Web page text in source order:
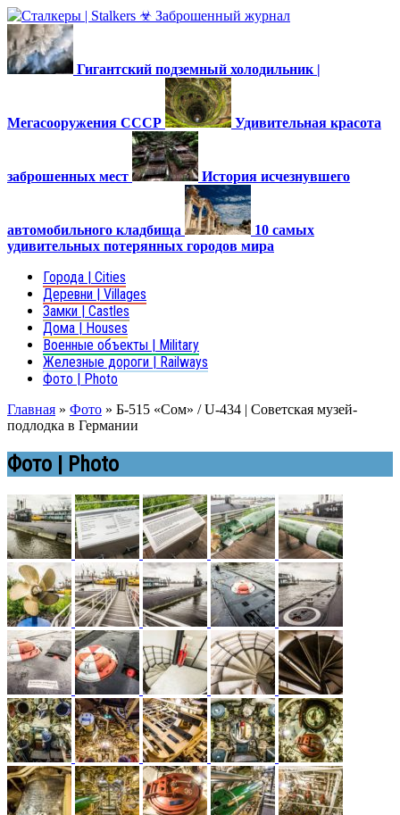
Гигантский подземный холодильник |
Мегасооружения СССР Удивительная красота
заброшенных мест История исчезнувшего
автомобильного кладбища
10 самых
удивительных потерянных городов мира
Города | Cities
Деревни | Villages
Замки | Castles
Дома | Houses
Военные объекты | Military
Железные дороги | Railways
Фото | Photo
Главная » Фото » Б-515 «Сом» / U-434 | Советская музей-
подлодка в Германии
Фото | Photo